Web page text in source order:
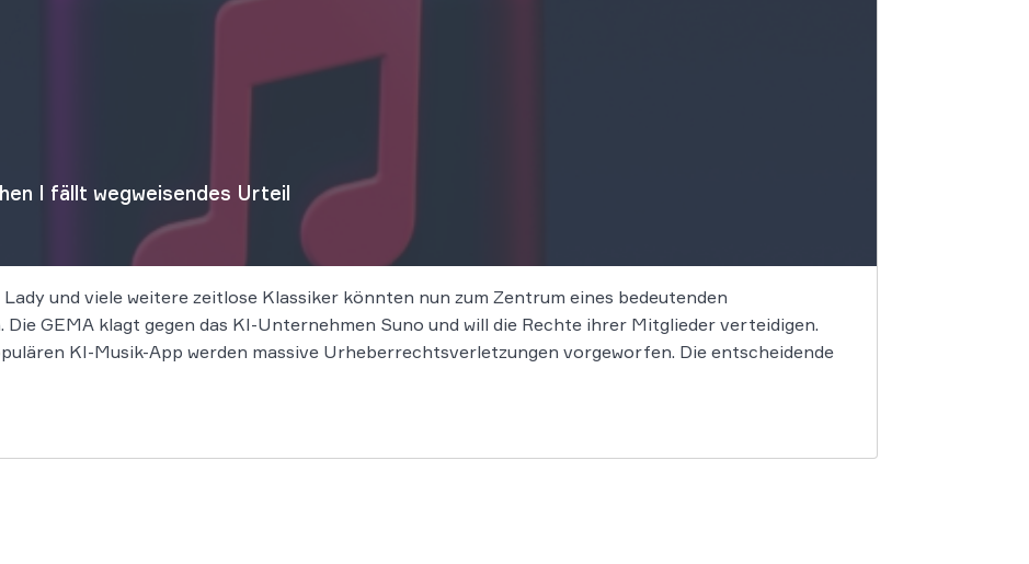
I fällt wegweisendes Urteil
und viele weitere zeitlose Klassiker könnten nun zum Zentrum eines bedeutenden
GEMA klagt gegen das KI-Unternehmen Suno und will die Rechte ihrer Mitglieder verteidigen.
KI-Musik-App werden massive Urheberrechtsverletzungen vorgeworfen. Die entscheidende